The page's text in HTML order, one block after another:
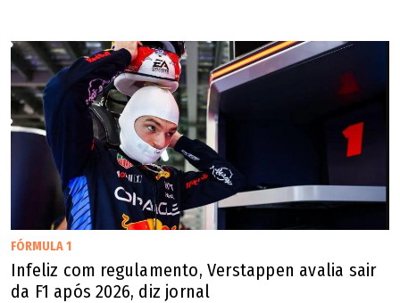
FÓRMULA 1
Infeliz com regulamento, Verstappen avalia sair
da F1 após 2026, diz jornal